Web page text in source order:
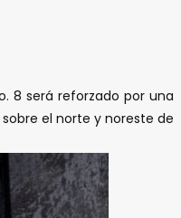
8 será reforzado por una
el norte y noreste de